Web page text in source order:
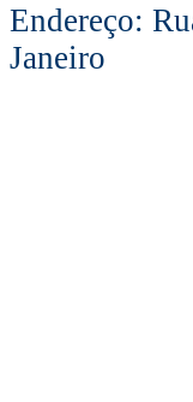
Endereço:
Janeiro